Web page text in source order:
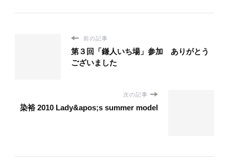
前の記事
第３回「鎌人いち場」参加 ありがとう
ございました
次の記事
染裕 2010 Lady&apos;s summer model